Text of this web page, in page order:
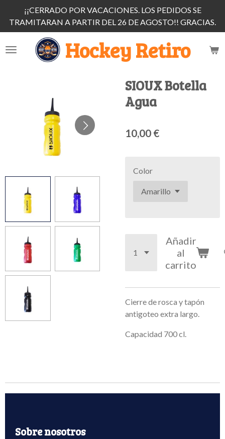
al
contenido
principal
Hockey Retiro
¡¡CERRADO POR VACACIONES. LOS PEDIDOS SE
TRAMITARAN A PARTIR DEL 26 DE AGOSTO!! GRACIAS.
SIOUX Botella
Agua
10,00 €
Color
Añadir
al
carrito
Cierre de rosca y tapón
antigoteo extra largo.
Capacidad 700 cl.
Sobre nosotros